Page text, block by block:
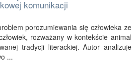
komunikacji
porozumiewania się człowieka ze
rozważany w kontekście animal
tradycji literackiej. Autor analizuje
...